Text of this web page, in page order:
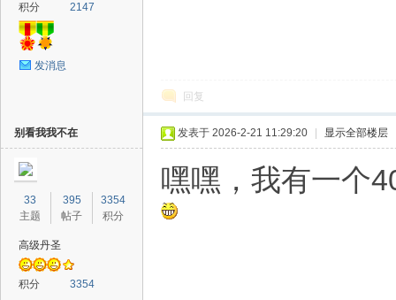
积分 2147
发消息
回复
别看我我不在
33
主题
395
帖子
3354
积分
高级丹圣
积分
3354
发表于 2026-2-21 11:29:20 显示全部楼层
嘿嘿，我有一个